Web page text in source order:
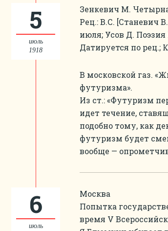
5
июль
1918
Зенкевич М.
Рец.: В.С. [Станевич
июля; Усов Д. Поэзия
Датируется по рец.;
В московской газ.
футуризма».
Из ст.: «Футуризм
идет течение,
подобно тому, как
футуризм будет
вообще —
6
июль
Москва
Попытка
время V